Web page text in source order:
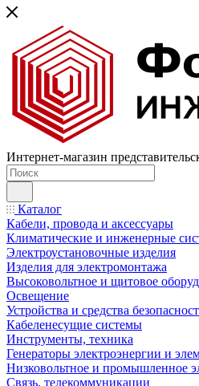
Интернет-магазин
Каталог
Кабели, провода и аксессуары
Климатические и инженерные
Электроустановочные изделия
Изделия для электромонтажа
Высоковольтное и щитовое
Освещение
Устройства и средства
Кабеленесущие системы
Инструменты, техника
Генераторы электроэнергии и
Низковольтное и промышленное
Связь, телекоммуникации